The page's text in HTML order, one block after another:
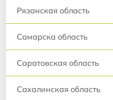
Рязанская область
Самарска область
Саратовская область
Сахалинская область